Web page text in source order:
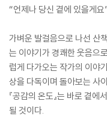
“언제나 당신 곁에 있을게요
가벼운 발걸음으로 나선 산
는 이야기가 경쾌한 웃음으
럽게 다가오는 작가의 이야
상을 다독이며 돌아보는 사
『공감의 온도』는 바로 곁
될 것이다.